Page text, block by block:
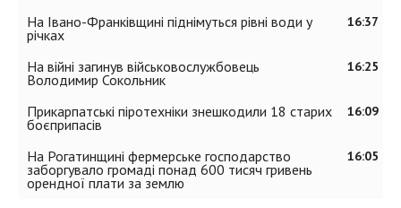
16:37
На Івано-Франківщині піднімуться рівні води у
річках
16:25
На війні загинув військовослужбовець
Володимир Сокольник
16:09
Прикарпатські піротехніки знешкодили 18 старих
боєприпасів
16:05
На Рогатинщині фермерське господарство
заборгувало громаді понад 600 тисяч гривень
орендної плати за землю